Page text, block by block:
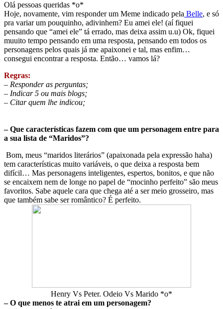
Olá pessoas queridas *o*
Hoje, novamente, vim responder um Meme indicado pela Belle, e só
pra variar um pouquinho, adivinhem? Eu amei ele! (aí fiquei
pensando que “amei ele” tá errado, mas deixa assim u.u) Ok, fiquei
muuito tempo pensando em uma resposta, pensando em todos os
personagens pelos quais já me apaixonei e tal, mas enfim…
consegui encontrar a resposta. Então… vamos lá?
Regras:
– Responder as perguntas;
– Indicar 5 ou mais blogs;
– Citar quem lhe indicou;
– Que características fazem com que um personagem entre para
a sua lista de “Maridos”?
Bom, meus “maridos literários” (apaixonada pela expressão haha)
tem características muito variáveis, o que deixa a resposta bem
difícil… Mas personagens inteligentes, espertos, bonitos, e que não
se encaixem nem de longe no papel de “mocinho perfeito” são meus
favoritos. Sabe aquele cara que chega até a ser meio grosseiro, mas
que também sabe ser romântico? É perfeito.
Henry Vs Peter. Odeio Vs Marido *o*
– O que menos te atrai em um personagem?